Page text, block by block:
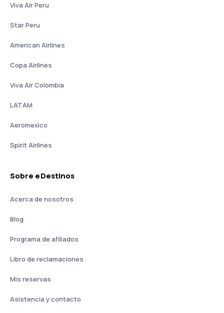
Viva Air Peru
Star Peru
American Airlines
Copa Airlines
Viva Air Colombia
LATAM
Aeromexico
Spirit Airlines
Sobre eDestinos
Acerca de nosotros
Blog
Programa de afiliados
Libro de reclamaciones
Mis reservas
Asistencia y contacto